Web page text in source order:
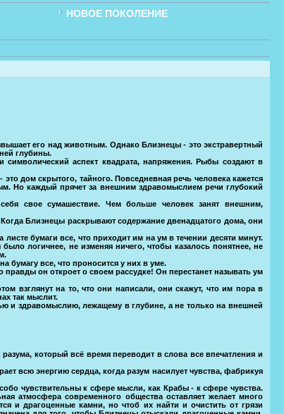
НОВОЕ ПОКОЛЕНИЕ
его над животным. Однако Близнецы - это экстравертный
глубины.
аспект квадрата, напряжения. Рыбы создают в
дом скрытого, тайного. Повседневная речь человека кажется
Но каждый прячет за внешним здравомыслием речи глубокий
свое сумашествие. Чем больше человек занят внешним,
Близнецы раскрывают содержание двенадцатого дома, они
бумаги все, что приходит им на ум в течении десяти минут.
логичнее, не изменяя ничего, чтобы казалось понятнее, не
бумагу все, что проносится у них в уме.
правды он откроет о своем рассудке! Он перестанет называть ум
взглянут на то, что они написали, они скажут, что им пора в
так мыслит.
и здравомыслию, лежащему в глубине, а не только на внешней
который всё время переводит в слова все впечатления и
всю энергию сердца, когда разум насилует чувства, фабрикуя
чувствительны к сфере мысли, как Крабы - к сфере чувства.
атмосфера современного общества оставляет желает много
и драгоценные камни, но чтоб их найти и очистить от грязи